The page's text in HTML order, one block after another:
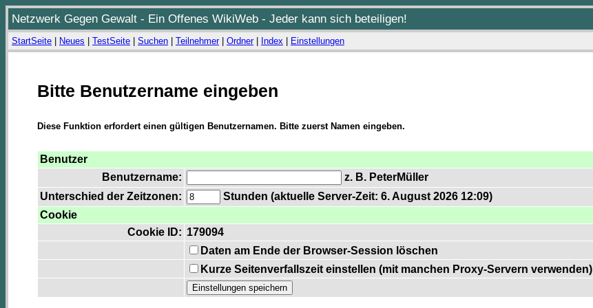
Netzwerk Gegen Gewalt - Ein Offenes WikiWeb - Jeder kann sich beteiligen!
StartSeite Neues TestSeite Suchen Teilnehmer| Ordner| Index Einstellungen
Bitte Benutzername eingeben
Diese Funktion erfordert einen gültigen Benutzernamen. Bitte zuerst Namen eingeben.
Benutzer
Benutzername:
z. B. PeterMüller
Unterschied der Zeitzonen:
Stunden (aktuelle Server-Zeit: 6. August 2026 12:09)
Cookie
Cookie ID: 179094
Daten am Ende der Browser-Session löschen
Kurze Seitenverfallszeit einstellen (mit manchen Proxy-Servern verwenden)